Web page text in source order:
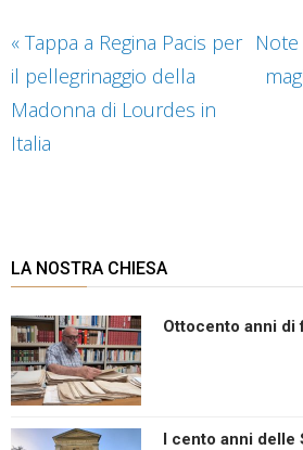
« Tappa a Regina Pacis per
il pellegrinaggio della
Madonna di Lourdes in
Italia
Note
LA NOSTRA CHIESA
Ottocento anni di
I cento anni delle